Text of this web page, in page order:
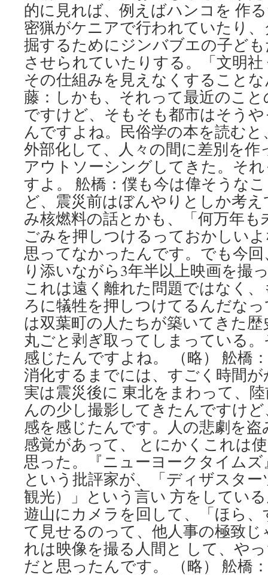
的に見れば、例えばハンコを 作
密猟がケニアで行われていたり
掘するためにジンバブエの子ど
させられていたりする。「文明
その仕組みを見えなくすること
藤：しかも、それって最近のこ
ですけど、そもそも都市はそう
んですよね。民俗学の本を読む
外部化して、人々の間に差別を作
アウトソーシングしてきた。そ
すよ。 舩橋：僕も今は偉そうな
ど、震災前はぼんやりとしか考
み核燃料の話とかも、「何万年
ごみを押しつけるっておかしい
思ってなかったんです。でも今
り添いながら3年半以上映画を撮
これは遠く離れた問題ではなく
ろに犠牲を押しつけてるんだな
は双葉町の人たちが築いてきた
丸ごと剥ぎ取ってしまっている
感じたんですよね。 （略） 舩橋
消化するまでには、すごく時間
実は震災後に 東北をまわって、
んの少し撮影してきたんですけ
感を感じたんです。人の悲劇を
感覚があって、 とにかくこれは
思った。『ニューヨークタイム
という批評家が、「ディザスタ
観光）」という言い 方をしてい
遊山にカメラを回して、「ほら
て見せるのって、他人事の極致
れは映像を撮る人間と して、や
だと思ったんです。 （略） 舩橋